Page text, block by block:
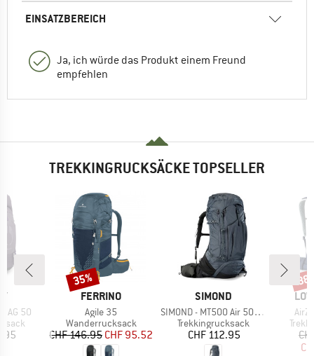
EINSATZBEREICH
Ja, ich würde das Produkt einem Freund
empfehlen
TREKKINGRUCKSÄCKE TOPSELLER
AG 50
MARKE
FERRINO
Artikel
Agile 35
Produktgruppe
Wanderrucksack
Preis
CHF 146.95reduzierter Preis
CHF 95.52
Rabatt
35%
MARKE
SIMOND
Artikel
SIMOND - MT500 Air 50+10
Produktgruppe
Trekkingrucksack
Preis
CHF 112.95